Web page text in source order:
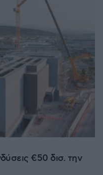
€50 δισ. την